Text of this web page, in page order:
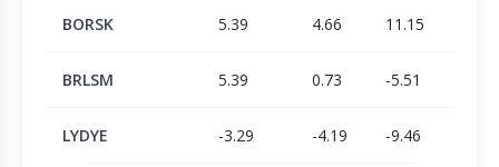
BORSK 5.39 4.66 11.15
BRLSM 5.39 0.73 -5.51
LYDYE -3.29 -4.19 -9.46